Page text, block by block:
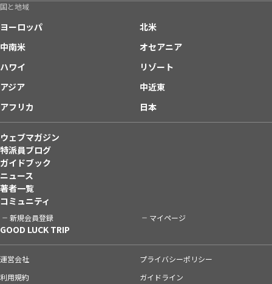
国と地域
ヨーロッパ
北米
中南米
オセアニア
ハワイ
リゾート
アジア
中近東
アフリカ
日本
ウェブマガジン
特派員ブログ
ガイドブック
ニュース
著者一覧
コミュニティ
新規会員登録 マイページ
GOOD LUCK TRIP
運営会社
プライバシーポリシー
利用規約
ガイドライン